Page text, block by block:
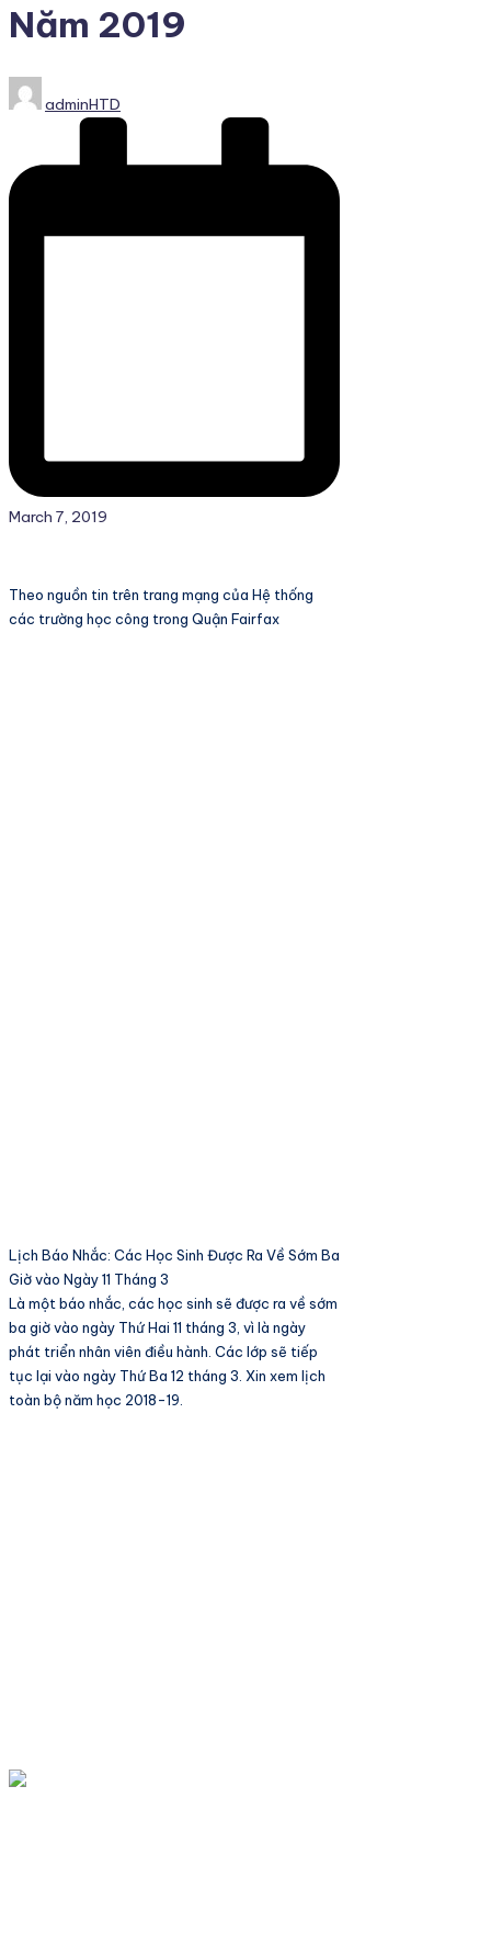
Năm 2019
Posted
by
adminHTD
March 7, 2019
Theo nguồn tin trên trang mạng của Hệ thống
các trường học công trong Quận Fairfax
Lịch Báo Nhắc: Các Học Sinh Được Ra Về Sớm Ba
Giờ vào Ngày 11 Tháng 3
Là một báo nhắc, các học sinh sẽ được ra về sớm
ba giờ vào ngày Thứ Hai 11 tháng 3, vì là ngày
phát triển nhân viên điều hành. Các lớp sẽ tiếp
tục lại vào ngày Thứ Ba 12 tháng 3. Xin xem lịch
toàn bộ năm học 2018-19.